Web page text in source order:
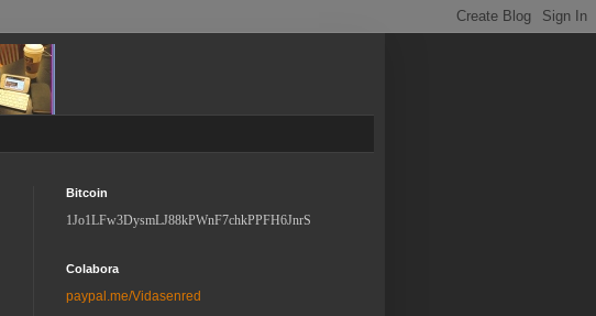
Bitcoin
1Jo1LFw3DysmLJ88kPWnF7chkPPFH6JnrS
Colabora
paypal.me/Vidasenred